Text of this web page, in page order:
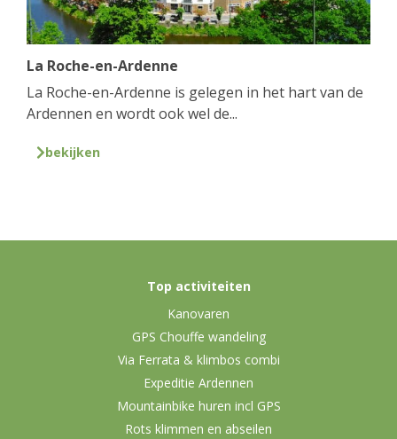
La Roche-en-Ardenne
La Roche-en-Ardenne is gelegen in het hart van de
Ardennen en wordt ook wel de...
bekijken
Top activiteiten
Kanovaren
GPS Chouffe wandeling
Via Ferrata & klimbos combi
Expeditie Ardennen
Mountainbike huren incl GPS
Rots klimmen en abseilen